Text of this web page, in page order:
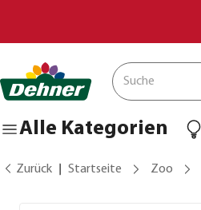
Alle Kategorien
Zurück Startseite Zoo